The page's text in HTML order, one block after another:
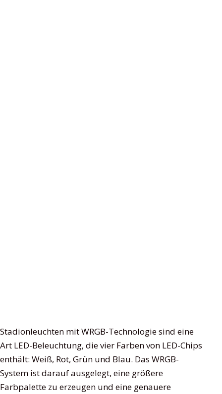
Stadionleuchten mit WRGB-Technologie sind eine
Art LED-Beleuchtung, die vier Farben von LED-Chips
enthält: Weiß, Rot, Grün und Blau. Das WRGB-
System ist darauf ausgelegt, eine größere
Farbpalette zu erzeugen und eine genauere